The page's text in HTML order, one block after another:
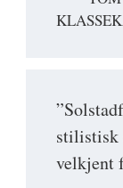
stilistisk
velkjent